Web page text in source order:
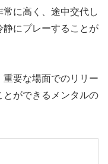
に高く、途中交代し
にプレーすることが
要な場面でのリリー
ができるメンタルの